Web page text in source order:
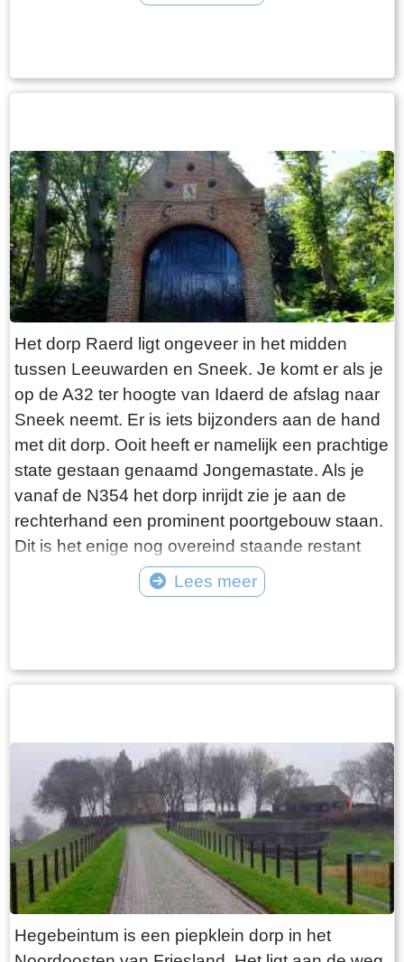
Er schijnt het jaar rond voldoende klandizie te
linker restaurant dat sinds een paar jaar in de
“Laaksumer Bot” suggereert dat de vis terplekke
gevangen wordt. En niets is minder waar.
Tegenover de twee visrestaurants ligt in het
kleinste haventje van Europa eenzaam en
alleen de HL6. Navraag in het restaurant leert
dan dit de vissersboot van de gebroeders De
Vries is. Zij zijn de laatste overgebleven vissers
van Laaksum. Eerder was er sprake van een
bescheiden vloot maar de meeste vissers van
Laaksum zijn er al lang geleden mee gestopt.
De gebroeders De Vries houden het dus nog vol
en vangen regelmatig bot bij Laaksum. Ik hoor
dat de ze inmiddels aardig op leeftijd zijn, in
ieder geval over de zestig. Ik hoop dat ze het
nog even kunnen volhouden tot aan hun
pensioenleeftijd. Want zodra zij ermee stoppen
vangt iedereen bot bij Laaksum.
Het dorp Raerd ligt ongeveer in het midden
tussen Leeuwarden en Sneek. Je komt er als je
op de A32 ter hoogte van Idaerd de afslag naar
Sneek neemt. Er is iets bijzonders aan de hand
met dit dorp. Ooit heeft er namelijk een prachtige
state gestaan genaamd Jongemastate. Als je
vanaf de N354 het dorp inrijdt zie je aan de
rechterhand een prominent poortgebouw staan.
Dit is het enige nog overeind staande restant
van Jongemastate. Het poortgebouw geeft
toegang tot het park Jongemastate. In het
aub”. Het is de moeite waard om het park eens
heeft. Grote brokken zandsteen liggen her en
der verspreid door het park alsof er een enorme
explosie heeft plaatsgevonden. Niets is minder
waar. De laatste bewoner van Jongemastate
was Burgemeester van Slooten. Hij was
burgemeester van de gemeente
Rauwerderhem. Het voormalige gemeentehuis
staat een eindje verderop. Het is moeilijk voor te
stellen maar toen hij verhuisde heeft hij de state
Lees meer
Hegebeintum is een piepklein dorp in het